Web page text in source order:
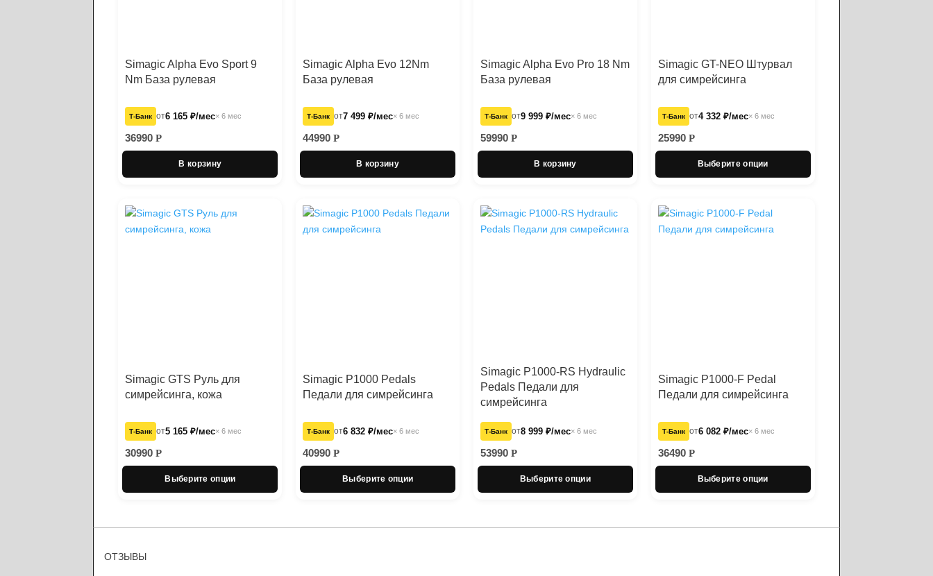
Simagic Alpha Evo Sport 9
Nm База рулевая
Т‑Банк от6 165 ₽/мес× 6 мес
36990Р
В корзину
Simagic Alpha Evo 12Nm
База рулевая
Т‑Банк от7 499 ₽/мес× 6 мес
44990Р
В корзину
Simagic Alpha Evo Pro 18 Nm
База рулевая
Т‑Банк от9 999 ₽/мес× 6 мес
59990 Р
В корзину
Simagic GT-NEO Штурвал
для симрейсинга
Т‑Банк от4 332 ₽/мес× 6 мес
25990 Р
Выберите опции
Simagic GTS Руль для
симрейсинга, кожа
Т‑Банк от5 165 ₽/мес× 6 мес
30990Р
Выберите опции
Simagic P1000 Pedals
Педали для симрейсинга
Т‑Банк от6 832 ₽/мес× 6 мес
40990Р
Выберите опции
Simagic P1000-RS Hydraulic
Pedals Педали для
симрейсинга
Т‑Банк от8 999 ₽/мес× 6 мес
53990 Р
Выберите опции
Simagic P1000-F Pedal
Педали для симрейсинга
Т‑Банк от6 082 ₽/мес× 6 мес
36490 Р
Выберите опции
ОТЗЫВЫ